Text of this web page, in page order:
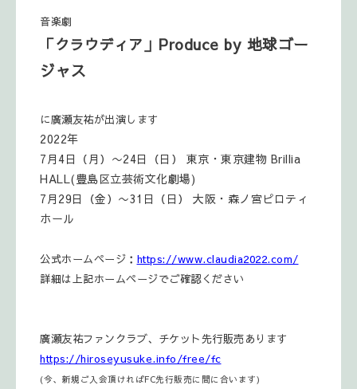
音楽劇
「クラウディア 」Produce by 地球ゴー
ジャス
に廣瀬友祐が出演します
2022年
7月4日（月）〜24日（日） 東京・東京建物 Brillia
HALL(豊島区立芸術文化劇場)
7月29日（金）〜31日（日） 大阪・森ノ宮ピロティ
ホール
公式ホームページ： https://www.claudia2022.com/
詳細は上記ホームページでご確認ください
廣瀬友祐ファンクラブ、チケット先行販売あります
https://hiroseyusuke.info/free/fc
(今、新規ご入会頂ければFC先行販売に間に合います)